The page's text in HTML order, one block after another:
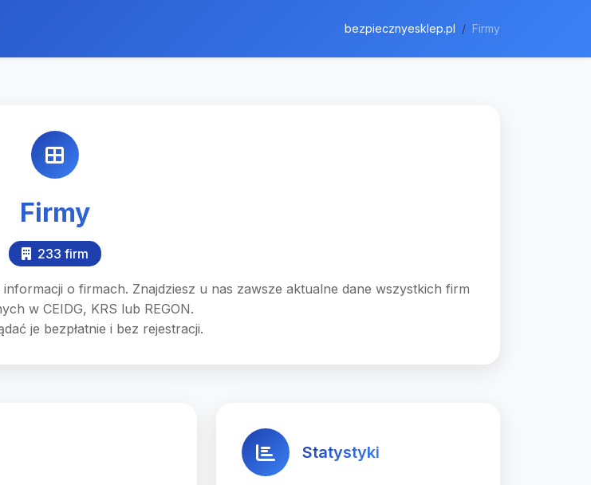
bezpiecznyesklep.pl Firmy
Firmy
233 firm
o firmach. Znajdziesz u nas zawsze aktualne dane wszystkich firm
w CEIDG, KRS lub REGON.
je bezpłatnie i bez rejestracji.
Statystyki